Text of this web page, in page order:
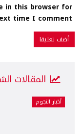
in this browser for
time I comment.
المقالات
أخبار النجوم